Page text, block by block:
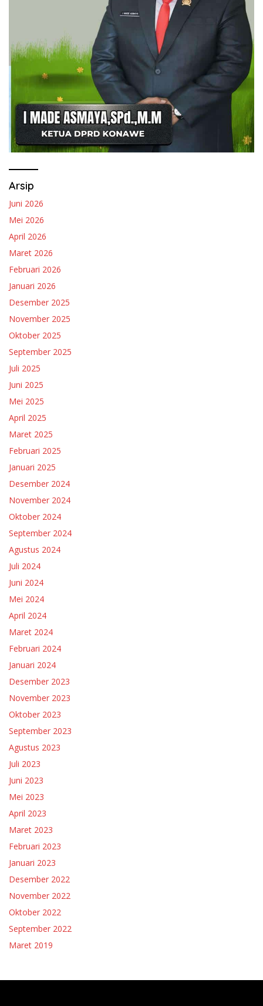
Arsip
Juni 2026
Mei 2026
April 2026
Maret 2026
Februari 2026
Januari 2026
Desember 2025
November 2025
Oktober 2025
September 2025
Juli 2025
Juni 2025
Mei 2025
April 2025
Maret 2025
Februari 2025
Januari 2025
Desember 2024
November 2024
Oktober 2024
September 2024
Agustus 2024
Juli 2024
Juni 2024
Mei 2024
April 2024
Maret 2024
Februari 2024
Januari 2024
Desember 2023
November 2023
Oktober 2023
September 2023
Agustus 2023
Juli 2023
Juni 2023
Mei 2023
April 2023
Maret 2023
Februari 2023
Januari 2023
Desember 2022
November 2022
Oktober 2022
September 2022
Maret 2019